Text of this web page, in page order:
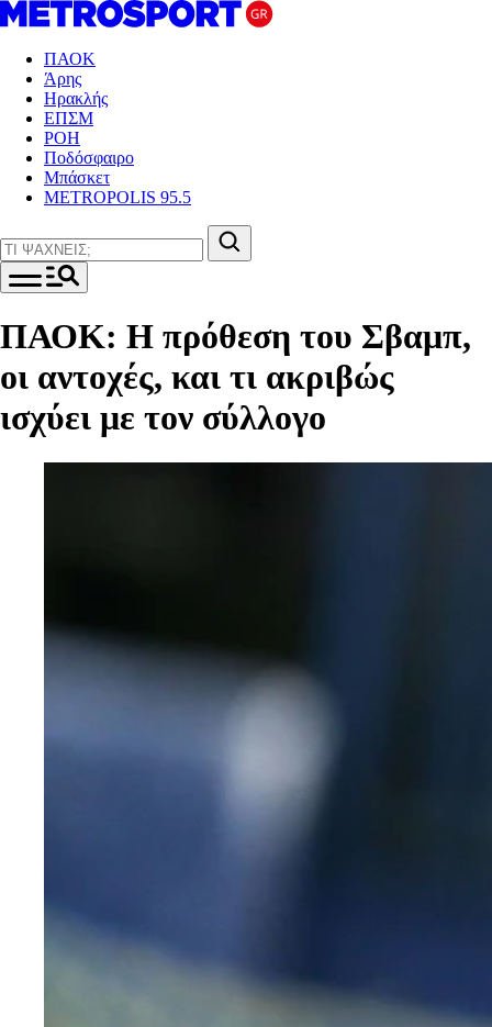
ΠΑΟΚ
Άρης
Ηρακλής
ΕΠΣΜ
ΡΟΗ
Ποδόσφαιρο
Μπάσκετ
METROPOLIS 95.5
ΠΑΟΚ: Η πρόθεση του Σβαμπ,
οι αντοχές, και τι ακριβώς
ισχύει με τον σύλλογο